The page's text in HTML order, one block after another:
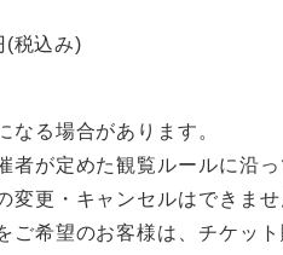
税込み)
る場合があります。
が定めた観覧ルールに沿っ
更・キャンセルはできませ
希望のお客様は、チケッ